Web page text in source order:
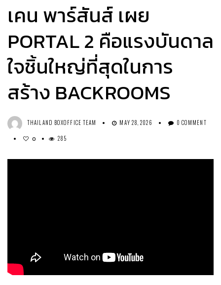
เคน พาร์สันส์ เผย
PORTAL 2 คือแรงบันดาล
ใจชิ้นใหญ่ที่สุดในการ
สร้าง BACKROOMS
THAILAND BOXOFFICE TEAM MAY 28, 2026 0 COMMENT
0 285